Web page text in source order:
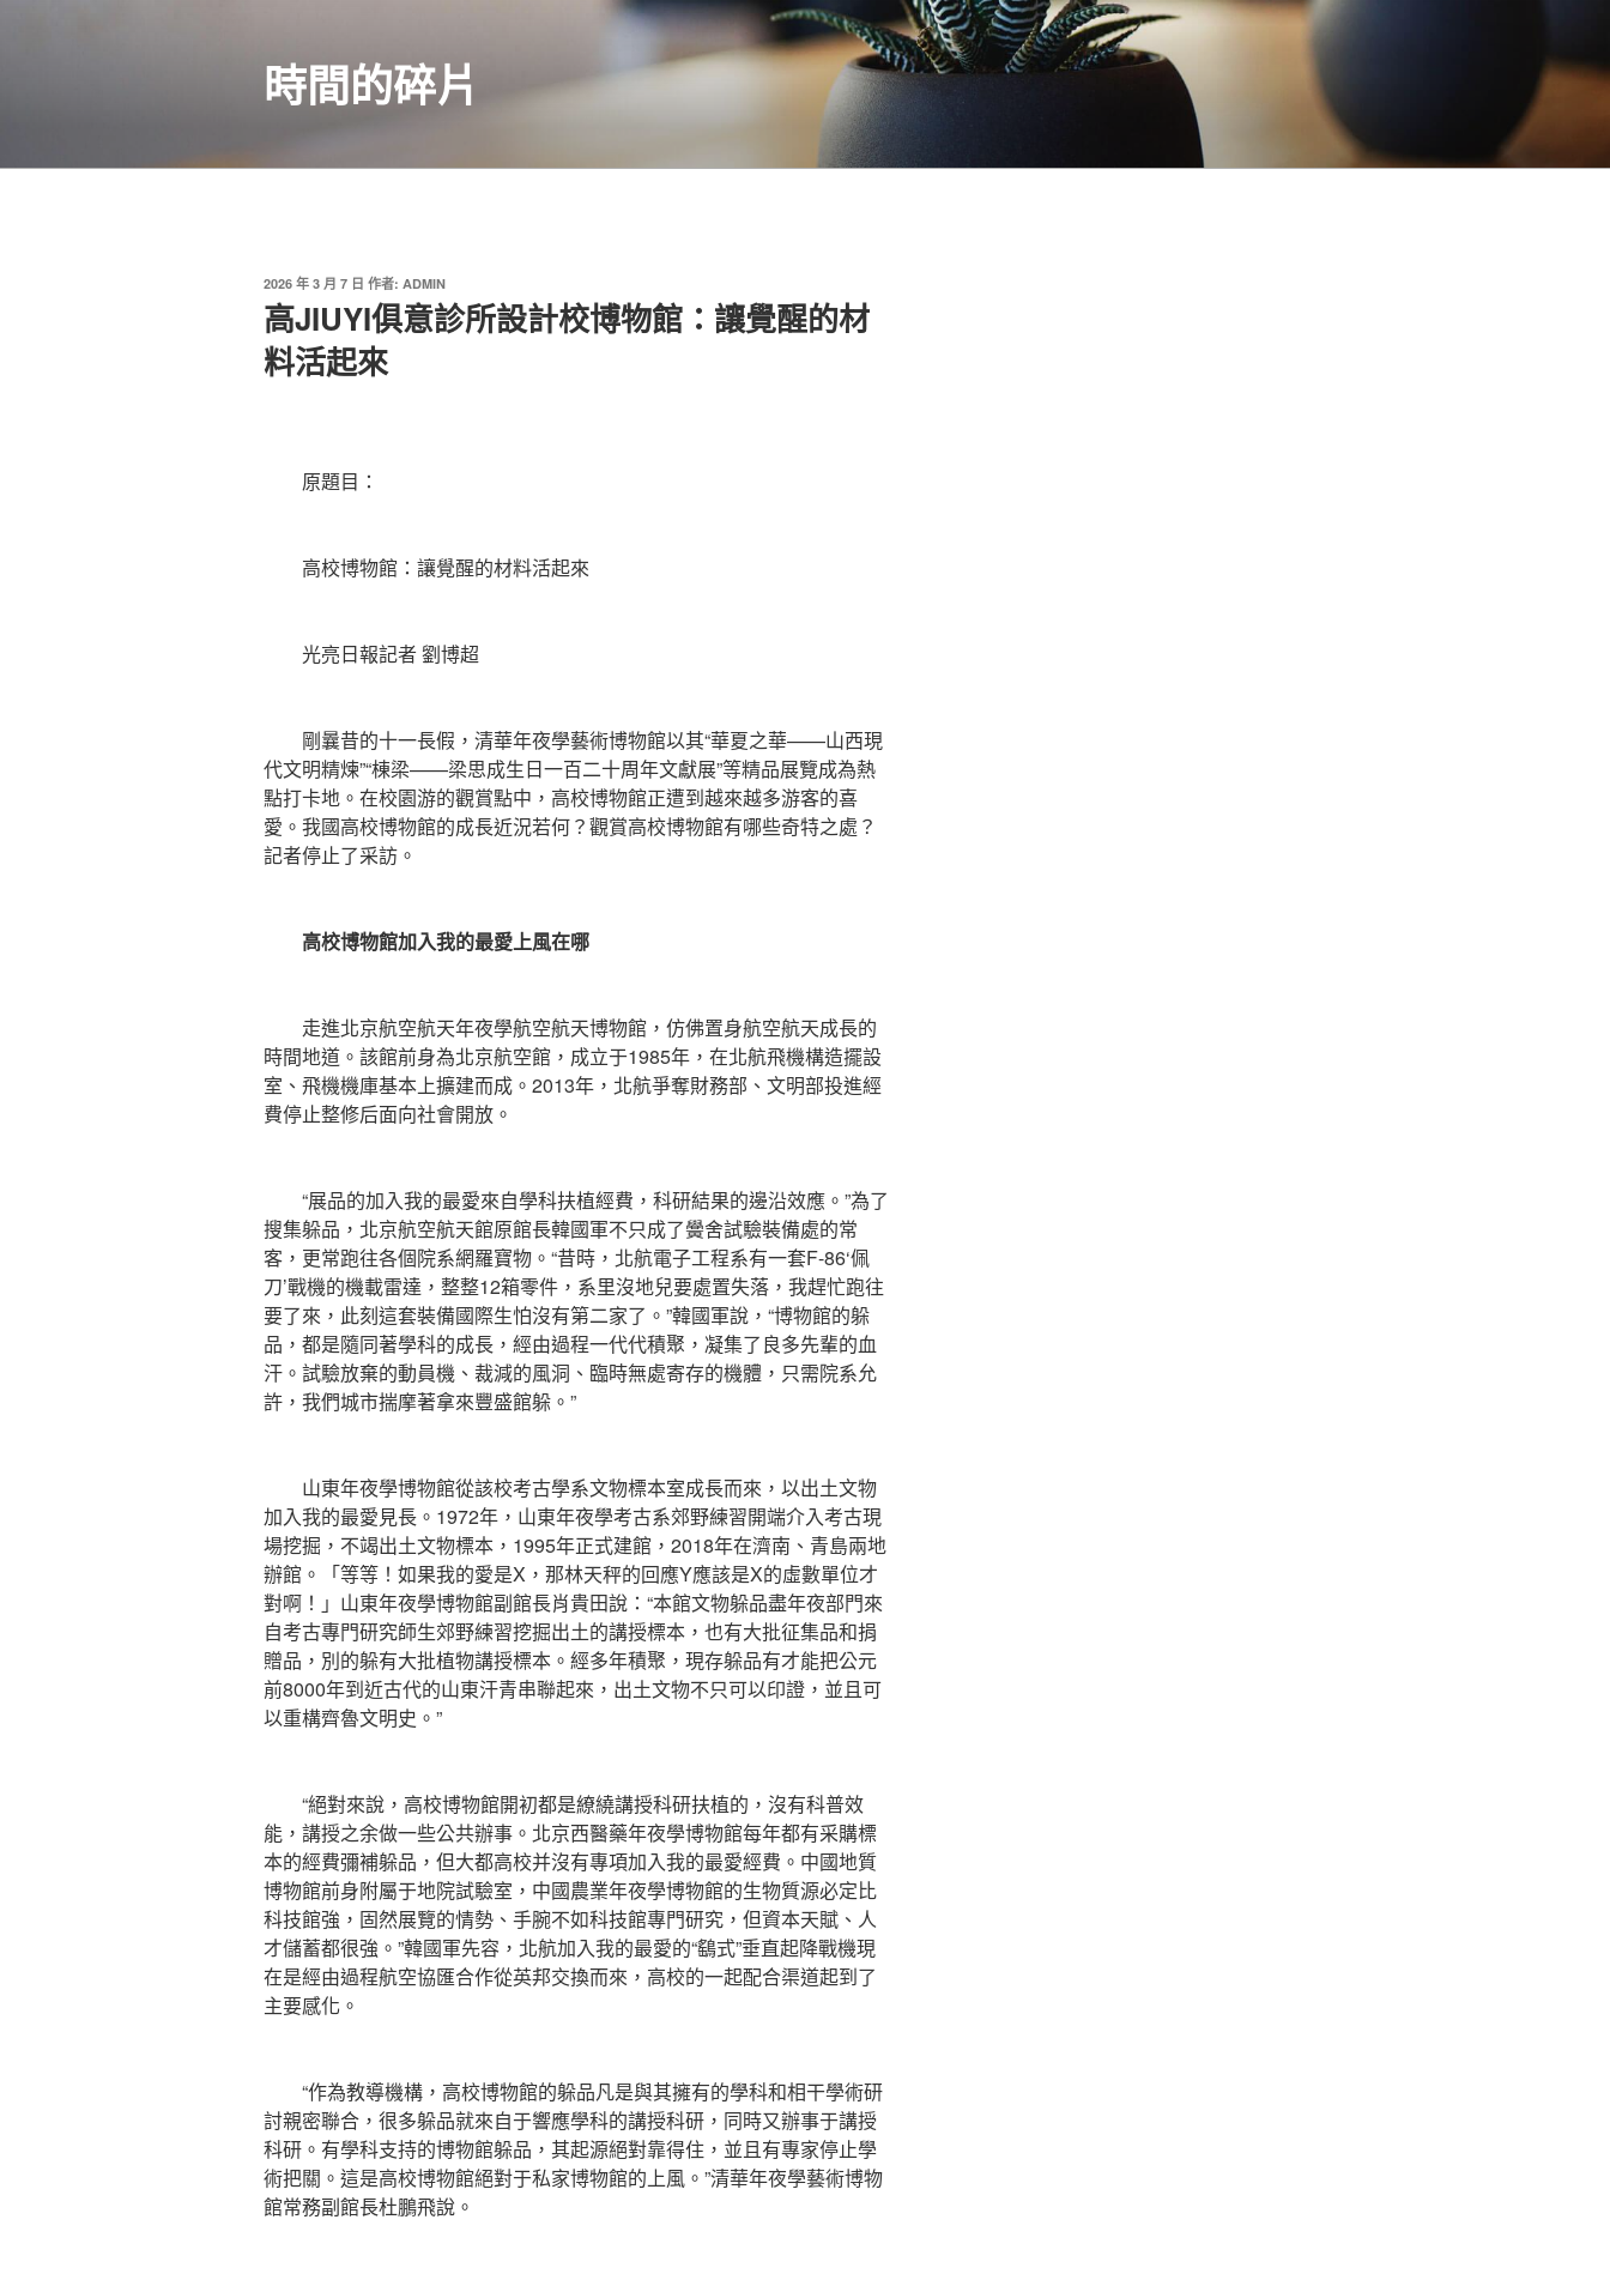
時間的碎片
發
佈
於
2026 年 3 月 7 日 作者: ADMIN
高JIUYI俱意診所設計校博物館：讓覺醒的材
料活起來
原題目：
高校博物館：讓覺醒的材料活起來
光亮日報記者 劉博超
剛曩昔的十一長假，清華年夜學藝術博物館以其“華夏之華——山西現
代文明精煉”“棟梁——梁思成生日一百二十周年文獻展”等精品展覽成為熱
點打卡地。在校園游的觀賞點中，高校博物館正遭到越來越多游客的喜
愛。我國高校博物館的成長近況若何？觀賞高校博物館有哪些奇特之處？
記者停止了采訪。
高校博物館加入我的最愛上風在哪
走進北京航空航天年夜學航空航天博物館，仿佛置身航空航天成長的
時間地道。該館前身為北京航空館，成立于1985年，在北航飛機構造擺設
室、飛機機庫基本上擴建而成。2013年，北航爭奪財務部、文明部投進經
費停止整修后面向社會開放。
“展品的加入我的最愛來自學科扶植經費，科研結果的邊沿效應。”為了
搜集躲品，北京航空航天館原館長韓國軍不只成了黌舍試驗裝備處的常
客，更常跑往各個院系網羅寶物。“昔時，北航電子工程系有一套F-86‘佩
刀’戰機的機載雷達，整整12箱零件，系里沒地兒要處置失落，我趕忙跑往
要了來，此刻這套裝備國際生怕沒有第二家了。”韓國軍說，“博物館的躲
品，都是隨同著學科的成長，經由過程一代代積聚，凝集了良多先輩的血
汗。試驗放棄的動員機、裁減的風洞、臨時無處寄存的機體，只需院系允
許，我們城市揣摩著拿來豐盛館躲。”
山東年夜學博物館從該校考古學系文物標本室成長而來，以出土文物
加入我的最愛見長。1972年，山東年夜學考古系郊野練習開端介入考古現
場挖掘，不竭出土文物標本，1995年正式建館，2018年在濟南、青島兩地
辦館。「等等！如果我的愛是X，那林天秤的回應Y應該是X的虛數單位才
對啊！」山東年夜學博物館副館長肖貴田說：“本館文物躲品盡年夜部門來
自考古專門研究師生郊野練習挖掘出土的講授標本，也有大批征集品和捐
贈品，別的躲有大批植物講授標本。經多年積聚，現存躲品有才能把公元
前8000年到近古代的山東汗青串聯起來，出土文物不只可以印證，並且可
以重構齊魯文明史。”
“絕對來說，高校博物館開初都是繚繞講授科研扶植的，沒有科普效
能，講授之余做一些公共辦事。北京西醫藥年夜學博物館每年都有采購標
本的經費彌補躲品，但大都高校并沒有專項加入我的最愛經費。中國地質
博物館前身附屬于地院試驗室，中國農業年夜學博物館的生物質源必定比
科技館強，固然展覽的情勢、手腕不如科技館專門研究，但資本天賦、人
才儲蓄都很強。”韓國軍先容，北航加入我的最愛的“鷂式”垂直起降戰機現
在是經由過程航空協匯合作從英邦交換而來，高校的一起配合渠道起到了
主要感化。
“作為教導機構，高校博物館的躲品凡是與其擁有的學科和相干學術研
討親密聯合，很多躲品就來自于響應學科的講授科研，同時又辦事于講授
科研。有學科支持的博物館躲品，其起源絕對靠得住，並且有專家停止學
術把關。這是高校博物館絕對于私家博物館的上風。”清華年夜學藝術博物
館常務副館長杜鵬飛說。